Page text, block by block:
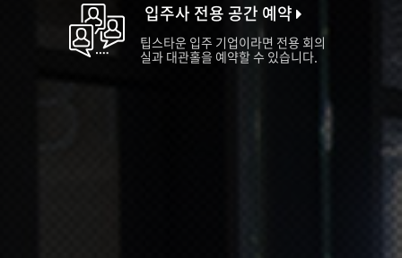
입주사 전용 공간 예약
팁스타운 입주 기업이라면 전용 회의
실과 대관홀을 예약할 수 있습니다.